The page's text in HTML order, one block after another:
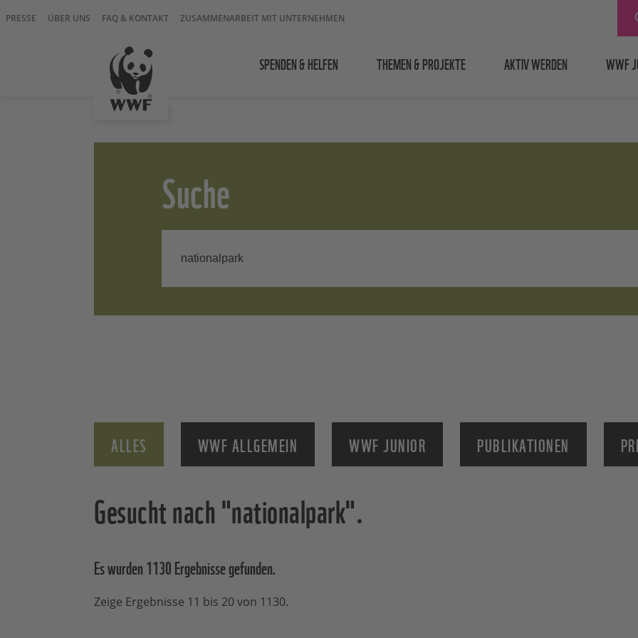
PRESSE ÜBER UNS FAQ & KONTAKT ZUSAMMENARBEIT MIT UNTERNEHMEN
SPENDEN & HELFEN THEMEN & PROJEKTE AKTIV WERDEN WWF
Suche
ALLES WWF ALLGEMEIN WWF JUNIOR PUBLIKATIONEN
Gesucht nach "nationalpark".
Es wurden 1130 Ergebnissegefunden.
Zeige Ergebnisse 11 bis 20 von 1130.